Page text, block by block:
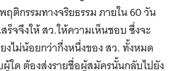
ติกรรมทางจริยธรรม ภายใน 60 วัน
ร็จจึงให้ สว.ให้ความเห็นชอบ ซึ่งจะ
งไม่น้อยกว่ากึ่งหนึ่งของ สว. ทั้งหมด
ใด ต้องส่งรายชื่อผู้สมัครนั้นกลับไปยัง